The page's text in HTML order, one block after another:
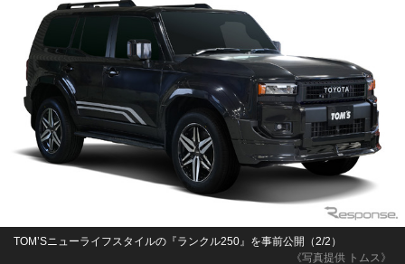
《写真提供 トムス》
TOM’Sニューライフスタイルの『ランクル250』を事前公開（2/2）